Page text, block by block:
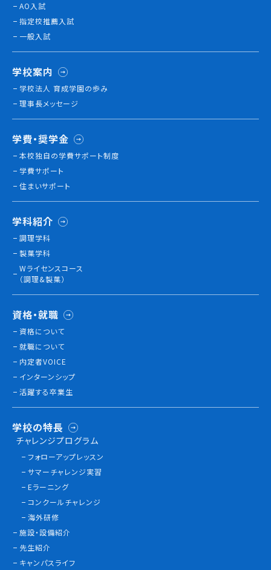
活躍する卒業生
学校の特長
チャレンジプログラム
フォローアップレッスン
サマーチャレンジ実習
海外研修
施設・設備紹介
先生紹介
キャンパスライフ
コックコート紹介
訪問者別
高校生の方へ
社会人・大学生・短大生の方へ
留学生の方へ(for Foreign Student)
各種証明書の申請について
企業担当者の方へ
保護者の方へ
ブログ
情報公開
よくあるご質問
お問い合わせ
AO入試
指定校推薦入試
一般入試
学校案内
学校法人 育成学園の歩み
理事長メッセージ
学費・奨学金
本校独⾃の学費サポート制度
学費サポート
住まいサポート
学科紹介
調理学科
製菓学科
Wライセンスコース
（調理&製菓）
資格・就職
資格について
就職について
内定者VOICE
インターンシップ
活躍する卒業生
学校の特長
チャレンジプログラム
フォローアップレッスン
サマーチャレンジ実習
Eラーニング
コンクールチャレンジ
海外研修
施設・設備紹介
先生紹介
キャンパスライフ